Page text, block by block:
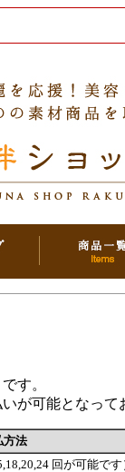
す。
が可能となって
方法
回が可能です